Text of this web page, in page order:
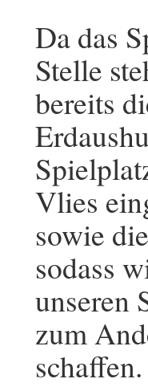
Da das
Stelle
bereits
Vlies
sowie
sodass
unseren
zum
schaffen.